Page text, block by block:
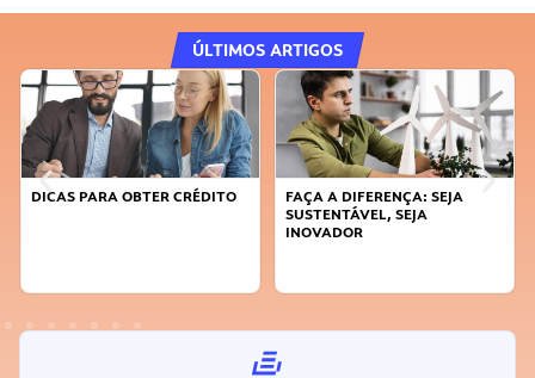
ÚLTIMOS ARTIGOS
DICAS PARA OBTER CRÉDITO
FAÇA A DIFERENÇA: SEJA
SUSTENTÁVEL, SEJA
INOVADOR